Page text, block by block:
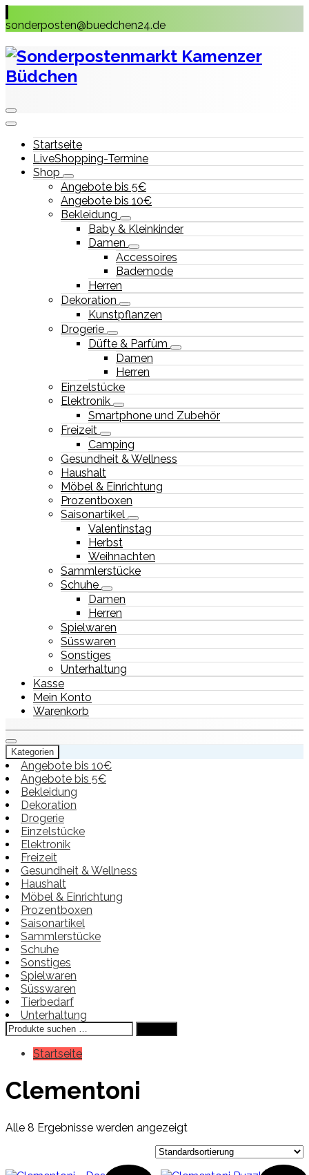
to
sonderposten@buedchen24.de
Startseite
LiveShopping-Termine
Shop
Angebote bis 5€
Angebote bis 10€
Bekleidung
Baby & Kleinkinder
Damen
Accessoires
Bademode
Herren
Dekoration
Kunstpflanzen
Drogerie
Düfte & Parfüm
Damen
Herren
Einzelstücke
Elektronik
Smartphone und Zubehör
Freizeit
Camping
Gesundheit & Wellness
Haushalt
Möbel & Einrichtung
Prozentboxen
Saisonartikel
Valentinstag
Herbst
Weihnachten
Sammlerstücke
Schuhe
Damen
Herren
Spielwaren
Süsswaren
Sonstiges
Unterhaltung
Kasse
Mein Konto
Warenkorb
Kategorien
Angebote bis 10€
Angebote bis 5€
Bekleidung
Dekoration
Drogerie
Einzelstücke
Elektronik
Freizeit
Gesundheit & Wellness
Haushalt
Möbel & Einrichtung
Prozentboxen
Saisonartikel
Sammlerstücke
Schuhe
Sonstiges
Spielwaren
Süsswaren
Tierbedarf
Unterhaltung
Suchen
nach:
Startseite
Clementoni
Alle 8 Ergebnisse werden angezeigt